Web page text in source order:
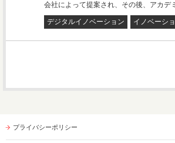
会社によって提案され、その後、アカ
デジタルイノベーション イノベーシ
プライバシーポリシー